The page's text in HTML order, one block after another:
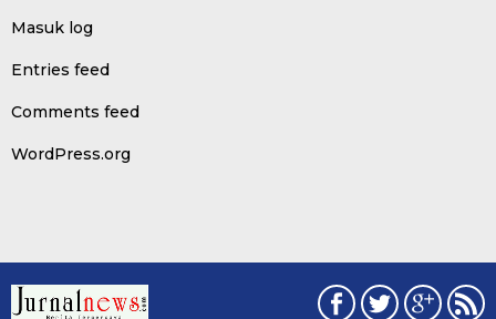
Masuk log
Entries feed
Comments feed
WordPress.org